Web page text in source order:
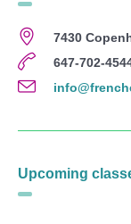
7430
647-702-
Upcoming